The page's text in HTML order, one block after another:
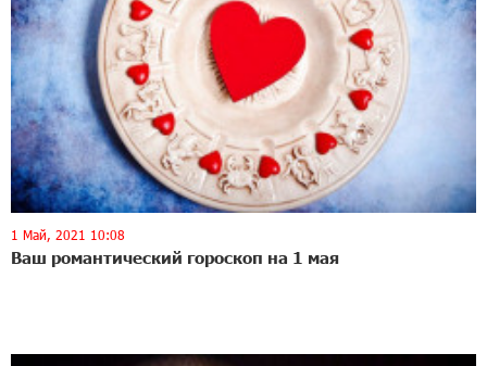
1 Май, 2021 10:08
Ваш романтический гороскоп на 1 мая